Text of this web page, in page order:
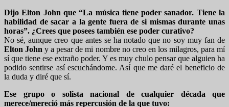
Dijo Elton John que “La música tiene poder sanador. Tiene la
habilidad de sacar a la gente fuera de si mismas durante unas
horas”. ¿Crees que posees también ese poder curativo?
No sé, aunque creo que antes se ha notado que no soy muy fan de
Elton John y a pesar de mi nombre no creo en los milagros, para mí
sí que tiene ese extraño poder. Y es muy chulo pensar que alguien ha
podido sentirse así escuchándome. Así que me daré el beneficio de
la duda y diré que sí.
Ese grupo o solista nacional de cualquier década que
merece/mereció más repercusión de la que tuvo: